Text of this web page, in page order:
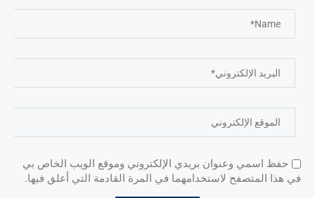
حفظ اسمي وعنوان بريدي الإلكتروني وموقع الويب الخاص بي
في هذا المتصفح لاستخدامهما في المرة القادمة التي أعلق فيها.